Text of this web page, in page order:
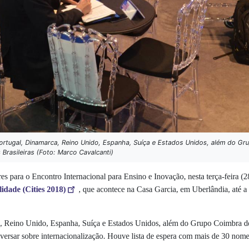
Dinamarca, Reino Unido, Espanha, Suíça e Estados Unidos, além do
Brasileiras (Foto: Marco Cavalcanti)
para o Encontro Internacional para Ensino e Inovação, nesta terça-feira
(Cities 2018)
, que acontece na Casa Garcia, em Uberlândia, até
Unido, Espanha, Suíça e Estados Unidos, além do Grupo Coimbra
sobre internacionalização. Houve lista de espera com mais de 30